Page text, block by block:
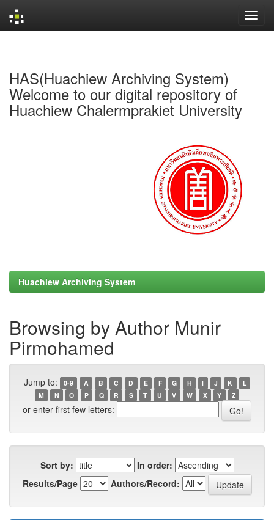
HAS(Huachiew Archiving System)
Welcome to our digital repository of
Huachiew Chalermprakiet University
Huachiew Archiving System
Browsing by Author Munir
Pirmohamed
Jump to: 0-9 A B C D E F G H I J K
L
M
N O P Q R S T U V W X Y Z
or enter first few letters:
Sort by:
In order:
Results/Page
Authors/Record: